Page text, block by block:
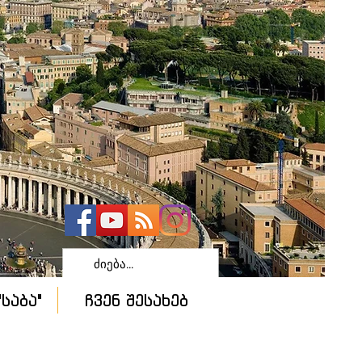
ჩვენ შესახებ